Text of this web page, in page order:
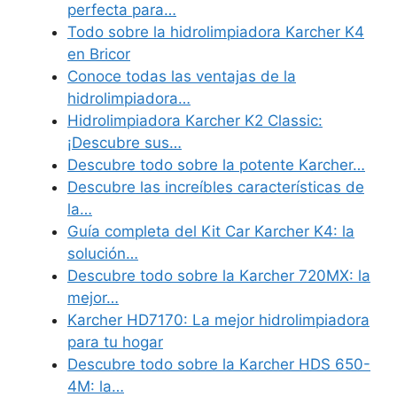
perfecta para…
Todo sobre la hidrolimpiadora Karcher K4
en Bricor
Conoce todas las ventajas de la
hidrolimpiadora…
Hidrolimpiadora Karcher K2 Classic:
¡Descubre sus…
Descubre todo sobre la potente Karcher…
Descubre las increíbles características de
la…
Guía completa del Kit Car Karcher K4: la
solución…
Descubre todo sobre la Karcher 720MX: la
mejor…
Karcher HD7170: La mejor hidrolimpiadora
para tu hogar
Descubre todo sobre la Karcher HDS 650-
4M: la…